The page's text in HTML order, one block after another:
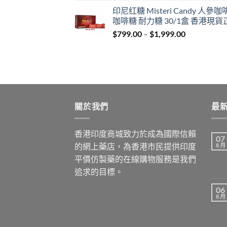
$699.00
through
$1,899.00
印尼红糖 Misteri Candy 人參咖
咖啡糖 耐力糖 30/1盒 香港現貨
$799.00 – $1,999.00Price
關於我們
香港印度商城致力於成為國際信賴
的網上藥店，為香港市民提供印度
平價仿製藥的在線購物服務是我們
追求的目標。
最
07
8 月
06
8 月